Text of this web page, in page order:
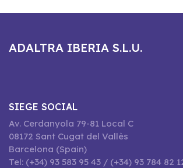
ADALTRA IBERIA S.L.U.
SIEGE SOCIAL
Av. Cerdanyola 79-81 Local C
08172 Sant Cugat del Vallès
Barcelona (Spain)
Tel: (+34) 93 583 95 43 / (+34) 93 784 82